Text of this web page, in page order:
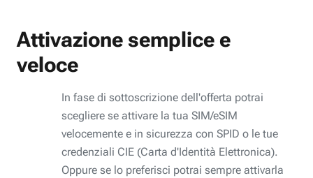
Attivazione semplice e
veloce
In fase di sottoscrizione dell'offerta potrai
scegliere se attivare la tua SIM/eSIM
velocemente e in sicurezza con SPID o le tue
credenziali CIE (Carta d'Identità Elettronica).
Oppure se lo preferisci potrai sempre attivarla